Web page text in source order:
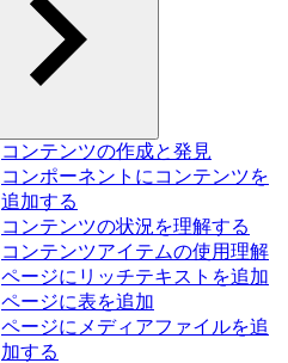
コンテンツの作成と発見
コンポーネントにコンテンツを
追加する
コンテンツの状況を理解する
コンテンツアイテムの使用理解
ページにリッチテキストを追加
ページに表を追加
ページにメディアファイルを追
加する